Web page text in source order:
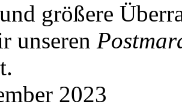
größere
unseren
2023